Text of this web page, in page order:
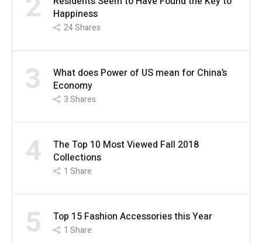
Happiness
24Shares
3
What does Power of US mean for China’s
Economy
3Shares
4
The Top 10 Most Viewed Fall 2018
Collections
1 Share
5 Top 15 Fashion Accessories this Year
1 Share